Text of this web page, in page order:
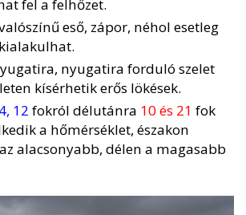
fel a felhőzet.
eső, zápor, néhol esetleg
nyugatira forduló szelet
kísérhetik erős lökések.
4, 12 fokról délutánra 10 és 21 fok
a hőmérséklet, északon
alacsonyabb, délen a magasabb